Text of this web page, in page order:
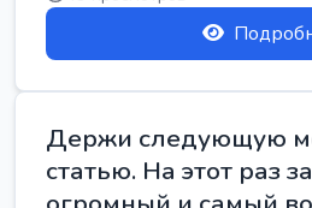
Держи следующую
статью. На этот раз